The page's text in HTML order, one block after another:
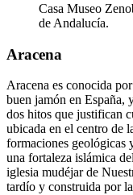
Casa Museo
de Andalucía.
Aracena
Aracena es conocida
buen jamón en España,
dos hitos que justifican
ubicada en el centro de
formaciones geológicas
una fortaleza islámica
iglesia mudéjar de
tardío y construida por